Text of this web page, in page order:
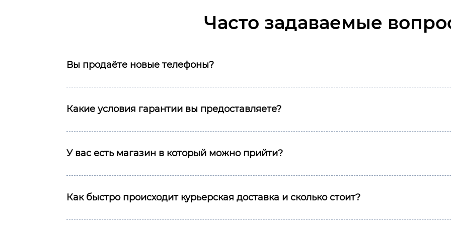
Часто задаваемые
Вы продаёте новые телефоны?
Какие условия гарантии вы предоставляете?
У вас есть магазин в который можно прийти?
Как быстро происходит курьерская доставка и сколько стоит?